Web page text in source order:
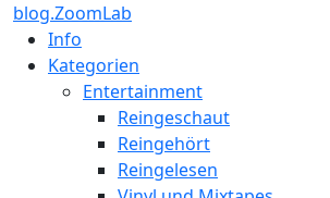
blog.ZoomLab
Info
Kategorien
Entertainment
Reingeschaut
Reingehört
Reingelesen